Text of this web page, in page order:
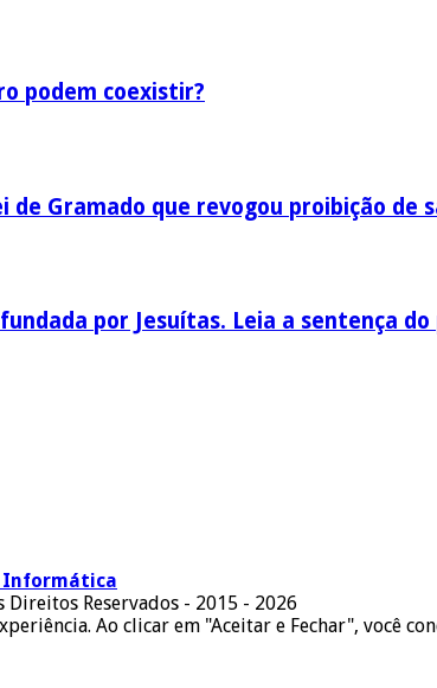
podem coexistir?
de Gramado que revogou proibição de
por Jesuítas. Leia a sentença
Informática
Reservados - 2015 - 2026
Ao clicar em "Aceitar e Fechar", você